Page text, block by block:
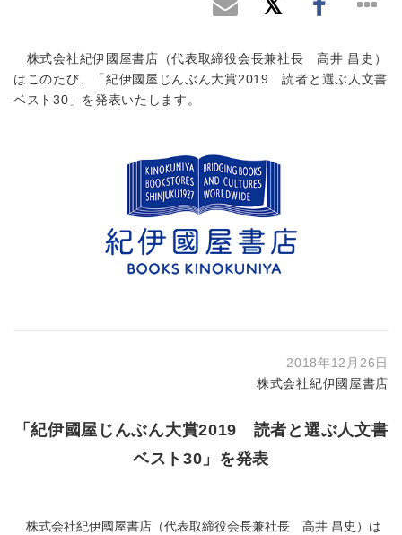
株式会社紀伊國屋書店（代表取締役会長兼社長 高井 昌史）
はこのたび、「紀伊國屋じんぶん大賞2019 読者と選ぶ人文書
ベスト30」を発表いたします。
2018年12月26日
株式会社紀伊國屋書店
「紀伊國屋じんぶん大賞2019 読者と選ぶ人文書
ベスト30」を発表
株式会社紀伊國屋書店（代表取締役会長兼社長 高井 昌史）は